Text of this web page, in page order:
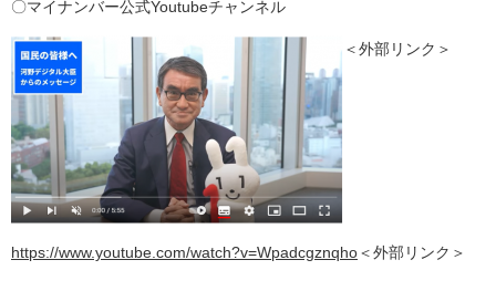
〇マイナンバー公式Youtubeチャンネル
＜外部リンク＞
https://www.youtube.com/watch?v=Wpadcgznqho＜外部リンク＞